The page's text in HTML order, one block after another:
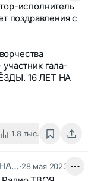
исполнитель
поздравления с
гала-
16 ЛЕТ НА
1.8 тыс.
@SHANSONTV·28 мая 2023